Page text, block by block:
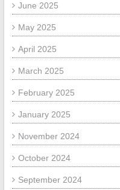
June 2025
May 2025
April 2025
March 2025
February 2025
January 2025
November 2024
October 2024
September 2024